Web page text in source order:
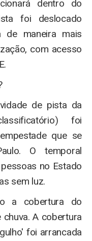
dentro do
foi deslocado
de maneira mais
com acesso
de pista da
foi
que se
O temporal
no Estado
sem luz.
a cobertura do
A cobertura
foi arrancada